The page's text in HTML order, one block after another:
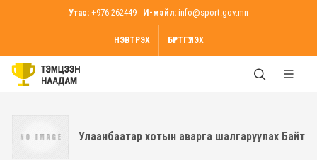
Утас: +976-262449 И-мэйл: info@sport.gov.mn
НЭВТРЭХ БҮРТГҮҮЛЭХ
Улаанбаатар хотын аварга шалгаруулах Байт